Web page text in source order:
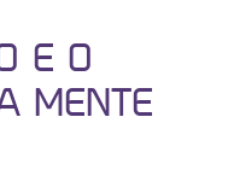
E O
MENTE